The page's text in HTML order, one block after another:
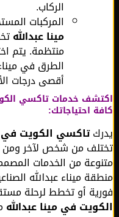
الركاب.
المركبات
مينا عبداللهتخضع
منتظمة. يتم
الطرق في ميناء
أقصى درجات
خدمات تاكسي الكويت
احتياجاتك:
تاكسي الكويت في مينا
من شخص لآخر ومن
من الخدمات المصممة
ميناء عبدالله
أو تخطط لرحلة
في مينا عبداللهما